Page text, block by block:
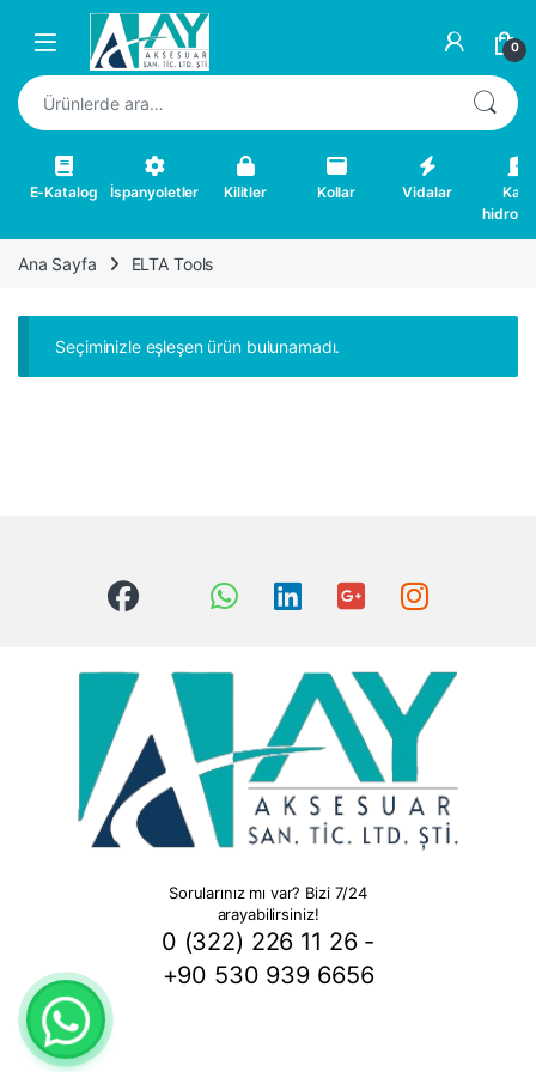
Skip to navigation
Skip to content
0
Ara:
E-Katalog İspanyoletler Kilitler Kollar Vidalar
Kapı
Ana Sayfa ELTA Tools
Seçiminizle eşleşen ürün bulunamadı.
Sorularınız mı var? Bizi 7/24
arayabilirsiniz!
0 (322) 226 11 26 -
+90 530 939 6656